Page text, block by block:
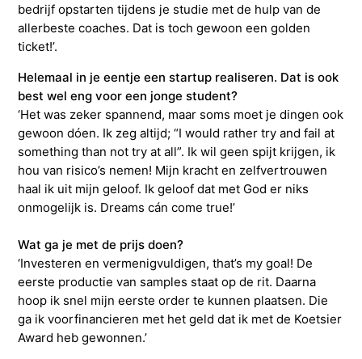
bedrijf opstarten tijdens je studie met de hulp van de
allerbeste coaches. Dat is toch gewoon een golden
ticket!’.
Helemaal in je eentje een startup realiseren. Dat is ook
best wel eng voor een jonge student?
‘Het was zeker spannend, maar soms moet je dingen ook
gewoon dóen. Ik zeg altijd; “I would rather try and fail at
something than not try at all”. Ik wil geen spijt krijgen, ik
hou van risico’s nemen! Mijn kracht en zelfvertrouwen
haal ik uit mijn geloof. Ik geloof dat met God er niks
onmogelijk is. Dreams cán come true!’
Wat ga je met de prijs doen?
‘Investeren en vermenigvuldigen, that’s my goal! De
eerste productie van samples staat op de rit. Daarna
hoop ik snel mijn eerste order te kunnen plaatsen. Die
ga ik voorfinancieren met het geld dat ik met de Koetsier
Award heb gewonnen.’